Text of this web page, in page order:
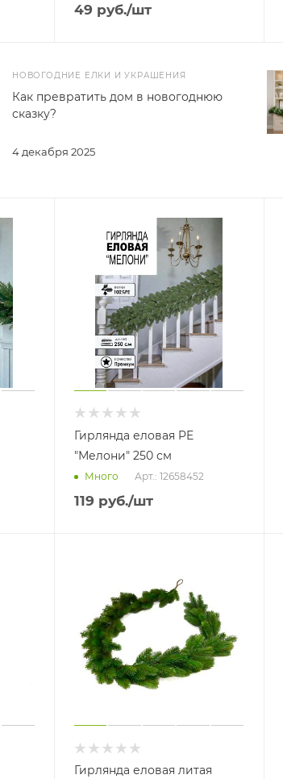
49 руб./шт
НОВОГОДНИЕ ЕЛКИ И УКРАШЕНИЯ
4 декабря 2025
Как превратить дом в новогоднюю
сказку?
Гирлянда еловая PE
"Мелони" 250 см
Много Арт.: 12658452
119 руб./шт
Гирлянда еловая литая